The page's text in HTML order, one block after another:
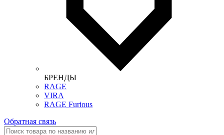
БРЕНДЫ
RAGE
VIRA
RAGE Furious
Обратная связь